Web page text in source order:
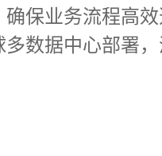
保业务流程高
数据中心部署